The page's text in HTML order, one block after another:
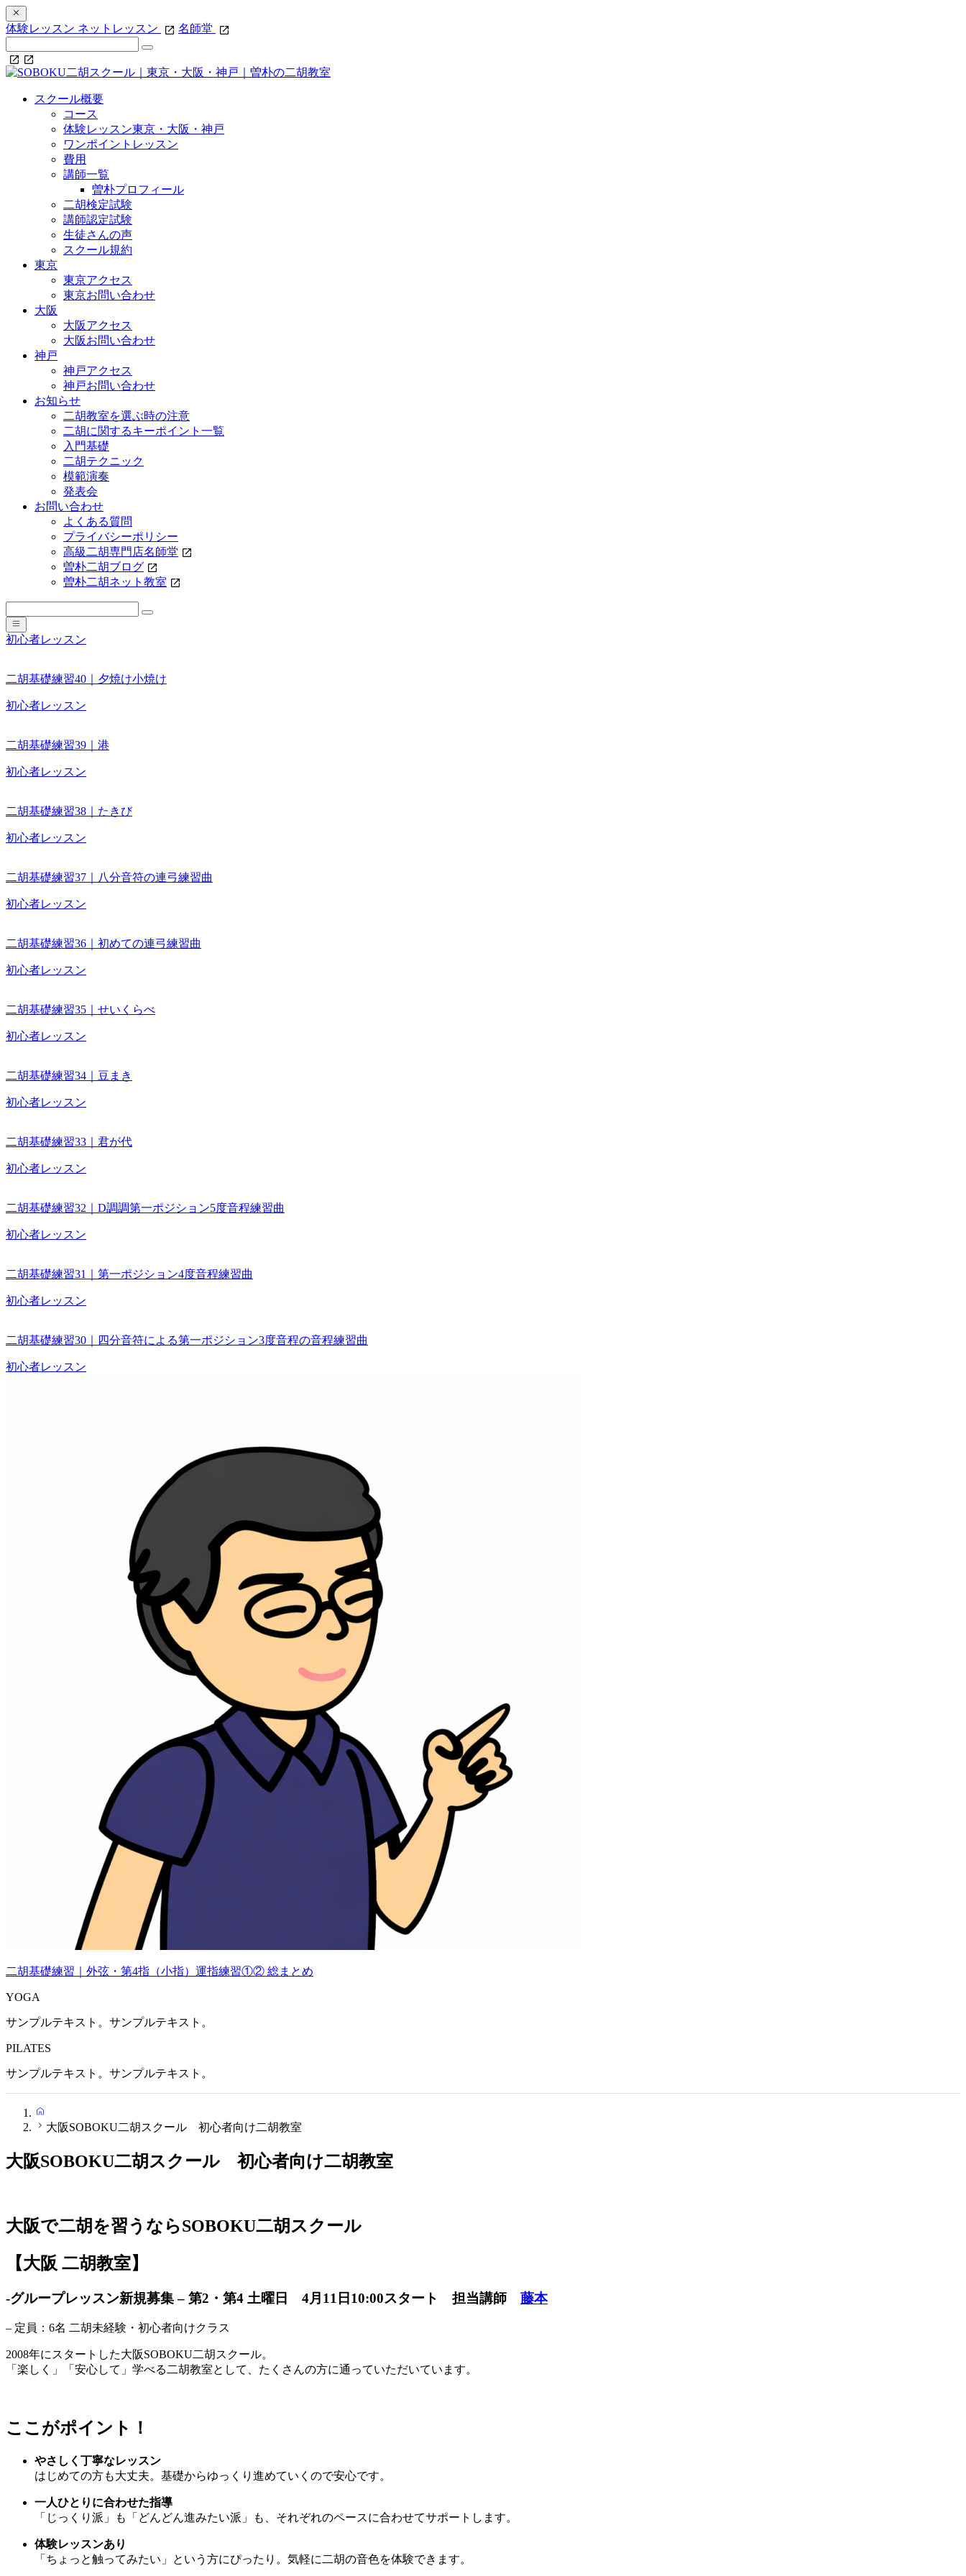
体験レッスン ネットレッスン 名師堂
スクール概要
コース
体験レッスン東京・大阪・神戸
ワンポイントレッスン
費用
講師一覧
曽朴プロフィール
二胡検定試験
講師認定試験
生徒さんの声
スクール規約
東京
東京アクセス
東京お問い合わせ
大阪
大阪アクセス
大阪お問い合わせ
神戸
神戸アクセス
神戸お問い合わせ
お知らせ
二胡教室を選ぶ時の注意
二胡に関するキーポイント一覧
入門基礎
二胡テクニック
模範演奏
発表会
お問い合わせ
よくある質問
プライバシーポリシー
高級二胡専門店名師堂
曽朴二胡ブログ
曽朴二胡ネット教室
初心者レッスン
二胡基礎練習40｜夕焼け小焼け
初心者レッスン
二胡基礎練習39｜港
初心者レッスン
二胡基礎練習38｜たきび
初心者レッスン
二胡基礎練習37｜八分音符の連弓練習曲
初心者レッスン
二胡基礎練習36｜初めての連弓練習曲
初心者レッスン
二胡基礎練習35｜せいくらべ
初心者レッスン
二胡基礎練習34｜豆まき
初心者レッスン
二胡基礎練習33｜君が代
初心者レッスン
二胡基礎練習32｜D調調第一ポジション5度音程練習曲
初心者レッスン
二胡基礎練習31｜第一ポジション4度音程練習曲
初心者レッスン
二胡基礎練習30｜四分音符による第一ポジション3度音程の音程練習曲
初心者レッスン
二胡基礎練習｜外弦・第4指（小指）運指練習①② 総まとめ
YOGA
サンプルテキスト。サンプルテキスト。
PILATES
サンプルテキスト。サンプルテキスト。
大阪SOBOKU二胡スクール 初心者向け二胡教室
大阪SOBOKU二胡スクール 初心者向け二胡教室
大阪で二胡を習うならSOBOKU二胡スクール
【大阪 二胡教室】
-グループレッスン新規募集 – 第2・第4 土曜日 4月11日10:00スタート 担当講師 藤本
– 定員：6名 二胡未経験・初心者向けクラス
2008年にスタートした大阪SOBOKU二胡スクール。
「楽しく」「安心して」学べる二胡教室として、たくさんの方に通っていただいています。
ここがポイント！
やさしく丁寧なレッスン
はじめての方も大丈夫。基礎からゆっくり進めていくので安心です。
一人ひとりに合わせた指導
「じっくり派」も「どんどん進みたい派」も、それぞれのペースに合わせてサポートします。
体験レッスンあり
「ちょっと触ってみたい」という方にぴったり。気軽に二胡の音色を体験できます。